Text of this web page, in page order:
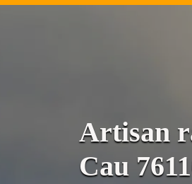
Artisan
Cau